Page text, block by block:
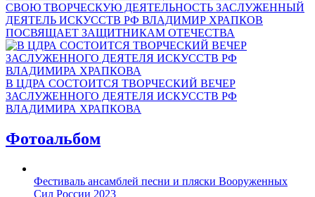
СВОЮ ТВОРЧЕСКУЮ ДЕЯТЕЛЬНОСТЬ ЗАСЛУЖЕННЫЙ
ДЕЯТЕЛЬ ИСКУССТВ РФ ВЛАДИМИР ХРАПКОВ
ПОСВЯЩАЕТ ЗАЩИТНИКАМ ОТЕЧЕСТВА
В ЦДРА СОСТОИТСЯ ТВОРЧЕСКИЙ ВЕЧЕР
ЗАСЛУЖЕННОГО ДЕЯТЕЛЯ ИСКУССТВ РФ
ВЛАДИМИРА ХРАПКОВА
Фотоальбом
Фестиваль ансамблей песни и пляски Вооруженных
Сил России 2023